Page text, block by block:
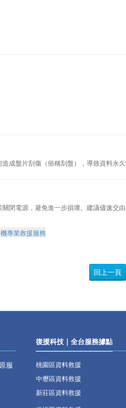
成盤片刮傷（俗稱刮盤），導致資料永久
閉電源，避免進一步損壞。建議儘速交
專業救援服務
回上一頁
服
復援科技｜全台服務據點
桃園區資料救援
中壢區資料救援
新莊區資料救援